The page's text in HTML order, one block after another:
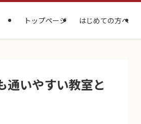
トップページ はじめての方へ
通いやすい教室と